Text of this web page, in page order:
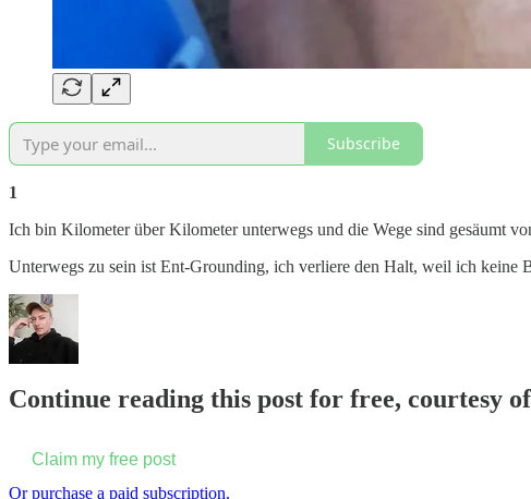
Subscribe
1
Ich bin Kilometer über Kilometer unterwegs und die Wege sind gesäumt
Unterwegs zu sein ist Ent-Grounding, ich verliere den Halt, weil ich
Continue reading this post for free, courtesy
Claim my free post
Or purchase a paid subscription.